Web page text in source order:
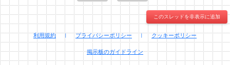
このスレッドを非表示に追加
利用規約 | プライバシーポリシー | クッキーポリシー
掲示板のガイドライン